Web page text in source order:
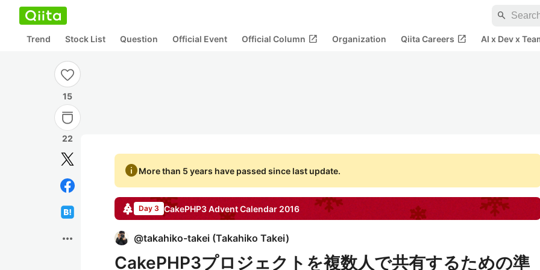
search
Trend Stock List Question Official Event Official Column open_in_new Organization Qiita Careers open_in_new AI x Dev x
15
22
more_horiz
infoMore than 5 years have passed since last update.
Day 3 CakePHP3Advent Calendar 2016
@takahiko-takei (Takahiko Takei)
CakePHP3プロジェクトを複数人で共有するための準